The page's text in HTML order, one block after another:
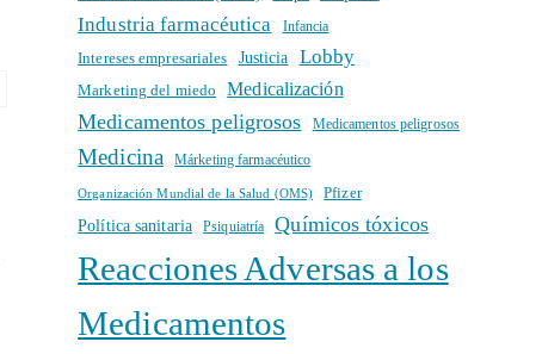
Industria farmacéutica Infancia
Intereses empresariales Justicia Lobby
Marketing del miedo Medicalización
Medicamentos peligrosos Medicamentos peligrosos
Medicina Márketing farmacéutico
Organización Mundial de la Salud (OMS) Pfizer
Política sanitaria Psiquiatría Químicos tóxicos
Reacciones Adversas a los
Medicamentos